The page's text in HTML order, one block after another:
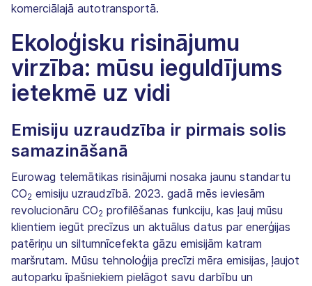
komerciālajā autotransportā.
Ekoloģisku risinājumu
virzība: mūsu ieguldījums
ietekmē uz vidi
Emisiju uzraudzība ir pirmais solis
samazināšanā
Eurowag telemātikas risinājumi nosaka jaunu standartu
CO2 emisiju uzraudzībā. 2023. gadā mēs ieviesām
revolucionāru CO2 profilēšanas funkciju, kas ļauj mūsu
klientiem iegūt precīzus un aktuālus datus par enerģijas
patēriņu un siltumnīcefekta gāzu emisijām katram
maršrutam. Mūsu tehnoloģija precīzi mēra emisijas, ļaujot
autoparku īpašniekiem pielāgot savu darbību un